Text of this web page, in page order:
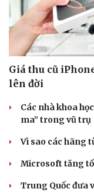
Sức khỏe
Dinh dưỡng - món
Cây thuốc
Sản phụ khoa
Nhi khoa
Làm đẹp - giảm cân
Phòng mạch online
Giá thu cũ
lên đời
Các nhà khoa
ma” trong vũ trụ
Vì sao các hãng
Microsoft tăng
Trung Quốc đưa